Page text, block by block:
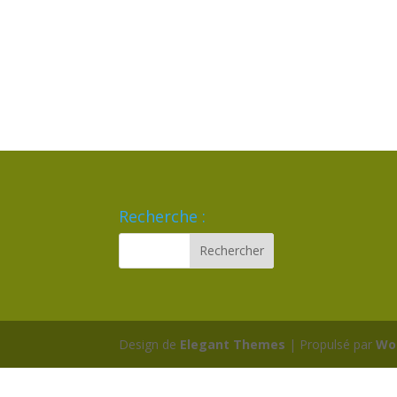
Recherche :
Design de Elegant Themes | Propulsé par